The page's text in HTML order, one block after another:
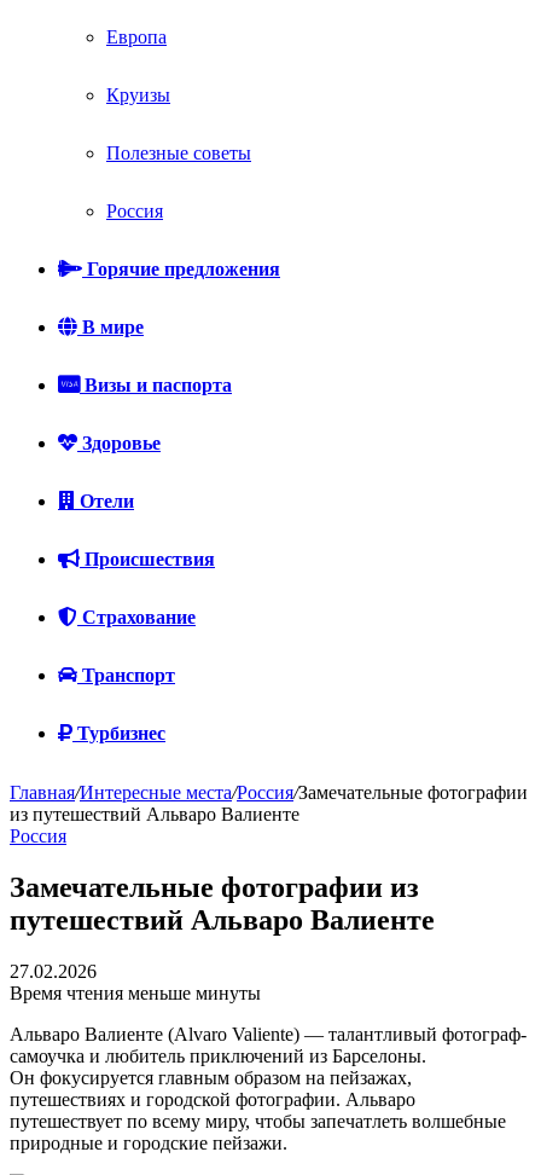
Европа
Круизы
Полезные советы
Россия
Горячие предложения
В мире
Визы и паспорта
Здоровье
Отели
Происшествия
Страхование
Транспорт
Турбизнес
Главная/Интересные места/Россия/Замечательные фотографии
из путешествий Альваро Валиенте
Россия
Замечательные фотографии из
путешествий Альваро Валиенте
27.02.2026
Время чтения меньше минуты
Альваро Валиенте (Alvaro Valiente) — талантливый фотограф-
самоучка и любитель приключений из Барселоны.
Он фокусируется главным образом на пейзажах,
путешествиях и городской фотографии. Альваро
путешествует по всему миру, чтобы запечатлеть волшебные
природные и городские пейзажи.